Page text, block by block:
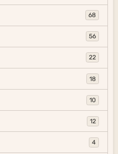
68
56
22
18
10
12
4